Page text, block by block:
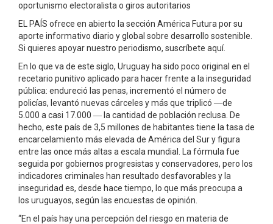
oportunismo electoralista o giros autoritarios
EL PAÍS ofrece en abierto la sección América Futura por su
aporte informativo diario y global sobre desarrollo sostenible.
Si quieres apoyar nuestro periodismo, suscríbete aquí.
En lo que va de este siglo, Uruguay ha sido poco original en el
recetario punitivo aplicado para hacer frente a la inseguridad
pública: endureció las penas, incrementó el número de
policías, levantó nuevas cárceles y más que triplicó ­―de
5.000 a casi 17.000 ­― la cantidad de población reclusa. De
hecho, este país de 3,5 millones de habitantes tiene la tasa de
encarcelamiento más elevada de América del Sur y figura
entre las once más altas a escala mundial. La fórmula fue
seguida por gobiernos progresistas y conservadores, pero los
indicadores criminales han resultado desfavorables y la
inseguridad es, desde hace tiempo, lo que más preocupa a
los uruguayos, según las encuestas de opinión.
“En el país hay una percepción del riesgo en materia de